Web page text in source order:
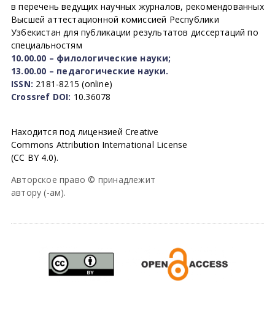
в перечень ведущих научных журналов, рекомендованных
Высшей аттестационной комиссией Республики
Узбекистан для публикации результатов диссертаций по
специальностям
10.00.00 – филологические науки;
13.00.00 – педагогические науки.
ISSN: 2181-8215 (online)
Crossref DOI: 10.36078
Находится под лицензией Creative
Commons Attribution International License
(CC BY 4.0).
Авторское право © принадлежит
автору (-ам).